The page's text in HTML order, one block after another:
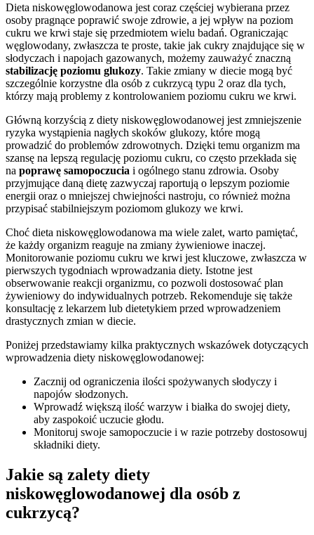
Dieta niskowęglowodanowa jest coraz częściej wybierana przez
osoby pragnące poprawić swoje zdrowie, a jej wpływ na poziom
cukru we krwi staje się przedmiotem wielu badań. Ograniczając
węglowodany, zwłaszcza te proste, takie jak cukry znajdujące się w
słodyczach i napojach gazowanych, możemy zauważyć znaczną
stabilizację poziomu glukozy. Takie zmiany w diecie mogą być
szczególnie korzystne dla osób z cukrzycą typu 2 oraz dla tych,
którzy mają problemy z kontrolowaniem poziomu cukru we krwi.
Główną korzyścią z diety niskowęglowodanowej jest zmniejszenie
ryzyka wystąpienia nagłych skoków glukozy, które mogą
prowadzić do problemów zdrowotnych. Dzięki temu organizm ma
szansę na lepszą regulację poziomu cukru, co często przekłada się
na poprawę samopoczucia i ogólnego stanu zdrowia. Osoby
przyjmujące daną dietę zazwyczaj raportują o lepszym poziomie
energii oraz o mniejszej chwiejności nastroju, co również można
przypisać stabilniejszym poziomom glukozy we krwi.
Choć dieta niskowęglowodanowa ma wiele zalet, warto pamiętać,
że każdy organizm reaguje na zmiany żywieniowe inaczej.
Monitorowanie poziomu cukru we krwi jest kluczowe, zwłaszcza w
pierwszych tygodniach wprowadzania diety. Istotne jest
obserwowanie reakcji organizmu, co pozwoli dostosować plan
żywieniowy do indywidualnych potrzeb. Rekomenduje się także
konsultację z lekarzem lub dietetykiem przed wprowadzeniem
drastycznych zmian w diecie.
Poniżej przedstawiamy kilka praktycznych wskazówek dotyczących
wprowadzenia diety niskowęglowodanowej:
Zacznij od ograniczenia ilości spożywanych słodyczy i
napojów słodzonych.
Wprowadź większą ilość warzyw i białka do swojej diety,
aby zaspokoić uczucie głodu.
Monitoruj swoje samopoczucie i w razie potrzeby dostosowuj
składniki diety.
Jakie są zalety diety
niskowęglowodanowej dla osób z
cukrzycą?